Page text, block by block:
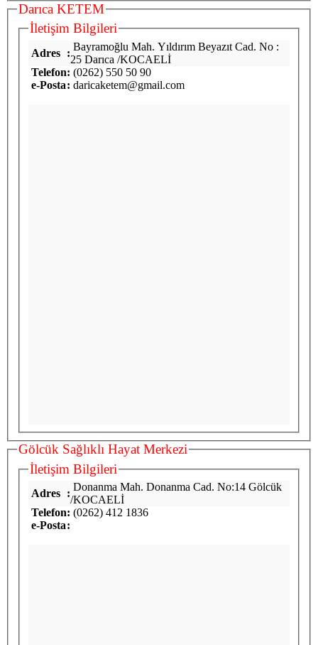
Darıca KETEM
İletişim Bilgileri
Adres :
Bayramoğlu Mah. Yıldırım Beyazıt Cad. No :
25 Darıca /KOCAELİ
Telefon: (0262) 550 50 90
e-Posta: daricaketem@gmail.com
Gölcük Sağlıklı Hayat Merkezi
İletişim Bilgileri
Adres :
Donanma Mah. Donanma Cad. No:14 Gölcük
/KOCAELİ
Telefon: (0262) 412 1836
e-Posta: